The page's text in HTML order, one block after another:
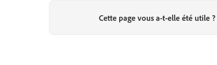
Cette page vous a-t-elle été utile ?